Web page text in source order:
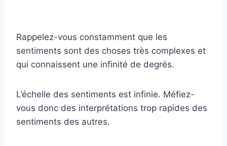
Rappelez-vous constamment que les
sentiments sont des choses très complexes et
qui connaissent une infinité de degrés.
L’échelle des sentiments est infinie. Méfiez-
vous donc des interprétations trop rapides des
sentiments des autres.